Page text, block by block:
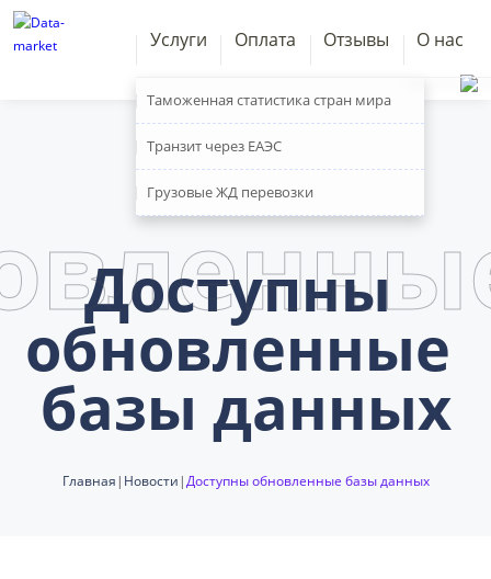
Услуги
Таможенная статистика стран мира
Транзит через ЕАЭС
Грузовые ЖД перевозки
Оплата Отзывы О нас
Доступны
обновленные
базы данных
Главная | Новости |Доступны обновленные базы данных